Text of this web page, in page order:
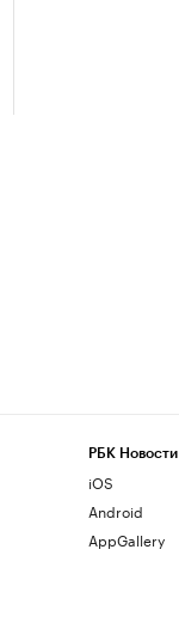
РБК Новости
iOS
Android
AppGallery